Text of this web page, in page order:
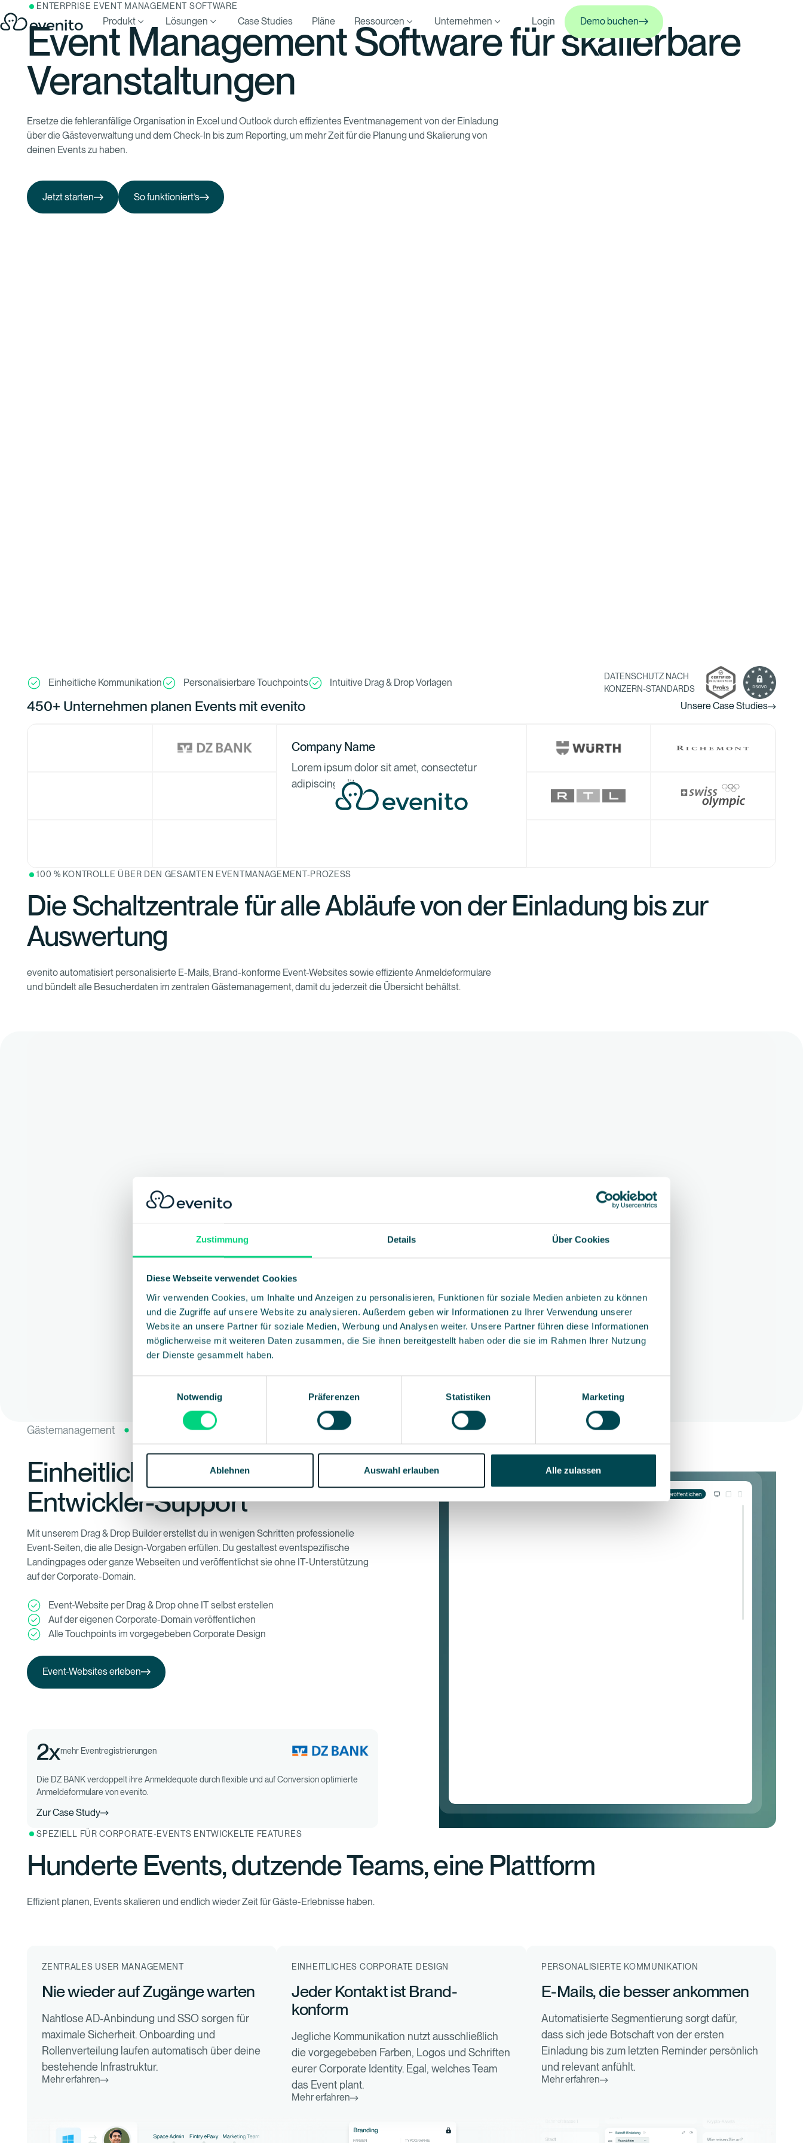
Zustimmung Details Über Cookies
Diese Webseite verwendet Cookies
Wir verwenden Cookies, um Inhalte und Anzeigen zu personalisieren, Funktionen für soziale Medien anbieten zu können
und die Zugriffe auf unsere Website zu analysieren. Außerdem geben wir Informationen zu Ihrer Verwendung unserer
Website an unsere Partner für soziale Medien, Werbung und Analysen weiter. Unsere Partner führen diese Informationen
möglicherweise mit weiteren Daten zusammen, die Sie ihnen bereitgestellt haben oder die sie im Rahmen Ihrer Nutzung
der Dienste gesammelt haben.
Notwendig
Präferenzen Statistiken Marketing
Ablehnen Auswahl erlauben Alle zulassen
Produkt Lösungen Case Studies Pläne Ressourcen Unternehmen Login
Demo buchen
Demo buchen
ENTERPRISE EVENT MANAGEMENT SOFTWARE
Event Management Software für skalierbare
Veranstaltungen
Ersetze die fehleranfällige Organisation in Excel und Outlook durch effizientes Eventmanagement von der Einladung
über die Gästeverwaltung und dem Check-In bis zum Reporting, um mehr Zeit für die Planung und Skalierung von
deinen Events zu haben.
Jetzt starten
Jetzt starten
So funktioniert’s
So funktioniert’s
Einheitliche Kommunikation Personalisierbare Touchpoints Intuitive Drag & Drop Vorlagen
DATENSCHUTZ NACH
KONZERN-STANDARDS
450+ Unternehmen planen Events mit evenito Unsere Case Studies
Company Name
Lorem ipsum dolor sit amet, consectetur
adipiscing elit.
100 % KONTROLLE ÜBER DEN GESAMTEN EVENTMANAGEMENT-PROZESS
Die Schaltzentrale für alle Abläufe von der Einladung bis zur
Auswertung
evenito automatisiert personalisierte E-Mails, Brand-konforme Event-Websites sowie effiziente Anmeldeformulare
und bündelt alle Besucherdaten im zentralen Gästemanagement, damit du jederzeit die Übersicht behältst.
Gästemanagement Event Websites Anmeldeformulare
Einheitliche Event-Seiten ohne
Entwickler-Support
Mit unserem Drag & Drop Builder erstellst du in wenigen Schritten professionelle
Event-Seiten, die alle Design-Vorgaben erfüllen. Du gestaltest eventspezifische
Landingpages oder ganze Webseiten und veröffentlichst sie ohne IT-Unterstützung
auf der Corporate-Domain.
Event-Website per Drag & Drop ohne IT selbst erstellen
Auf der eigenen Corporate-Domain veröffentlichen
Alle Touchpoints im vorgegebeben Corporate Design
Event-Websites erleben
Event-Websites erleben
2xmehr Eventregistrierungen
Die DZ BANK verdoppelt ihre Anmeldequote durch flexible und auf Conversion optimierte
Anmeldeformulare von evenito.
Zur Case Study
SPEZIELL FÜR CORPORATE-EVENTS ENTWICKELTE FEATURES
Hunderte Events, dutzende Teams, eine Plattform
Effizient planen, Events skalieren und endlich wieder Zeit für Gäste-Erlebnisse haben.
ZENTRALES USER MANAGEMENT
Nie wieder auf Zugänge warten
Nahtlose AD-Anbindung und SSO sorgen für
maximale Sicherheit. Onboarding und
Rollenverteilung laufen automatisch über deine
bestehende Infrastruktur.
Mehr erfahren
EINHEITLICHES CORPORATE DESIGN
Jeder Kontakt ist Brand-
konform
Jegliche Kommunikation nutzt ausschließlich
die vorgegebeben Farben, Logos und Schriften
eurer Corporate Identity. Egal, welches Team
das Event plant.
Mehr erfahren
PERSONALISIERTE KOMMUNIKATION
E-Mails, die besser ankommen
Automatisierte Segmentierung sorgt dafür,
dass sich jede Botschaft von der ersten
Einladung bis zum letzten Reminder persönlich
und relevant anfühlt.
Mehr erfahren